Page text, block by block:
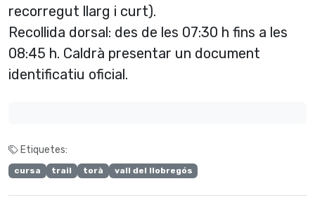
recorregut llarg i curt).
Recollida dorsal: des de les 07:30 h fins a les
08:45 h. Caldrà presentar un document
identificatiu oficial.
Etiquetes:
cursa trail torà vall del llobregós